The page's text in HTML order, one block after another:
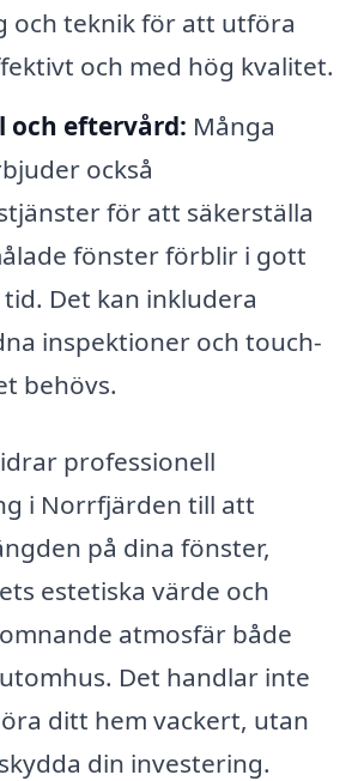
och teknik för att utföra
och med hög kvalitet.
och eftervård: Många
också
för att säkerställa
fönster förblir i gott
Det kan inkludera
inspektioner och touch-
behövs.
professionell
i Norrfjärden till att
på dina fönster,
estetiska värde och
atmosfär både
Det handlar inte
ditt hem vackert, utan
din investering.